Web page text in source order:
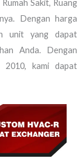
Sakit, Ruang
Dengan harga
unit yang dapat
Anda. Dengan
2010, kami dapat